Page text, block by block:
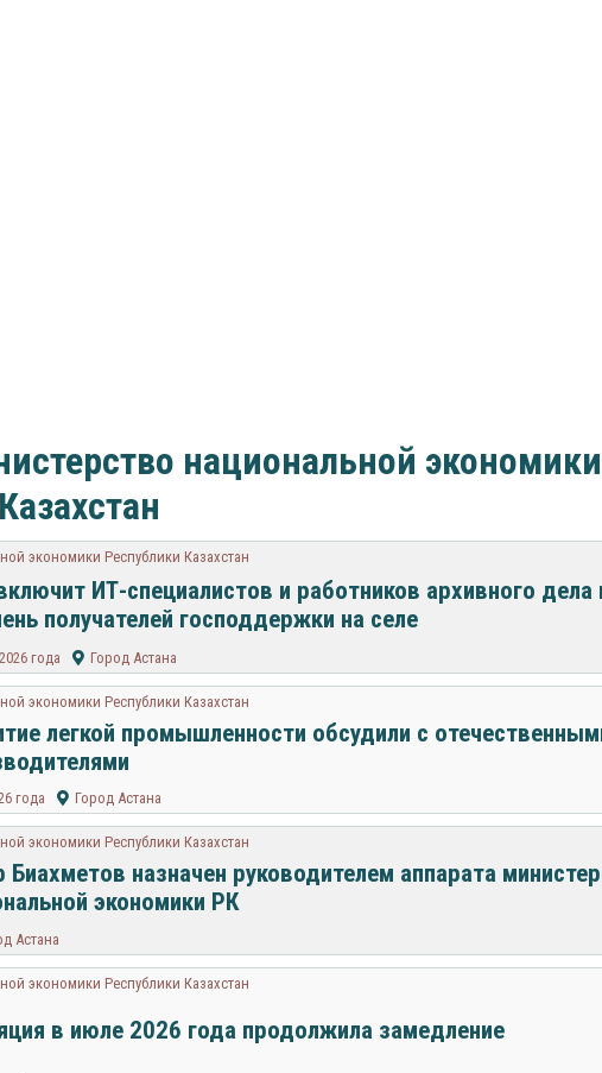
национальной экономики
экономики Республики Казахстан
ИТ-специалистов и работников архивного дела
получателей господдержки на селе
года Город Астана
экономики Республики Казахстан
легкой промышленности обсудили с
года Город Астана
экономики Республики Казахстан
Биахметов назначен руководителем аппарата
экономики РК
Астана
экономики Республики Казахстан
в июле 2026 года продолжила замедление